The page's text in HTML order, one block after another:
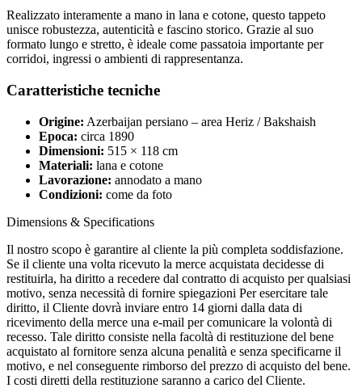
Realizzato interamente a mano in lana e cotone, questo tappeto
unisce robustezza, autenticità e fascino storico. Grazie al suo
formato lungo e stretto, è ideale come passatoia importante per
corridoi, ingressi o ambienti di rappresentanza.
Caratteristiche tecniche
Origine: Azerbaijan persiano – area Heriz / Bakshaish
Epoca: circa 1890
Dimensioni: 515 × 118 cm
Materiali: lana e cotone
Lavorazione: annodato a mano
Condizioni: come da foto
Dimensions & Specifications
Il nostro scopo è garantire al cliente la più completa soddisfazione.
Se il cliente una volta ricevuto la merce acquistata decidesse di
restituirla, ha diritto a recedere dal contratto di acquisto per qualsiasi
motivo, senza necessità di fornire spiegazioni Per esercitare tale
diritto, il Cliente dovrà inviare entro 14 giorni dalla data di
ricevimento della merce una e-mail per comunicare la volontà di
recesso. Tale diritto consiste nella facoltà di restituzione del bene
acquistato al fornitore senza alcuna penalità e senza specificarne il
motivo, e nel conseguente rimborso del prezzo di acquisto del bene.
I costi diretti della restituzione saranno a carico del Cliente.